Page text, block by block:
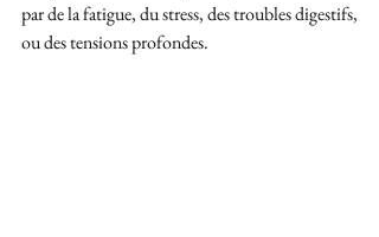
par de la fatigue, du stress, des troubles digestifs,
ou des tensions profondes.